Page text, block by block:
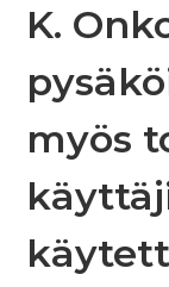
K.
myös